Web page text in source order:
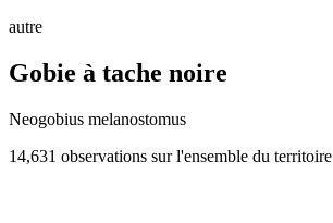
autre
Gobie à tache noire
Neogobius melanostomus
14,631 observations sur l'ensemble du territoire